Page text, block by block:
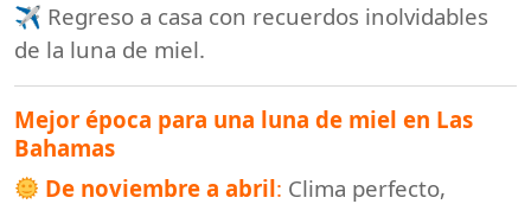
✈ Regreso a casa con recuerdos inolvidables
de la luna de miel.
Mejor época para una luna de miel en Las
Bahamas
De noviembre a abril: Clima perfecto,